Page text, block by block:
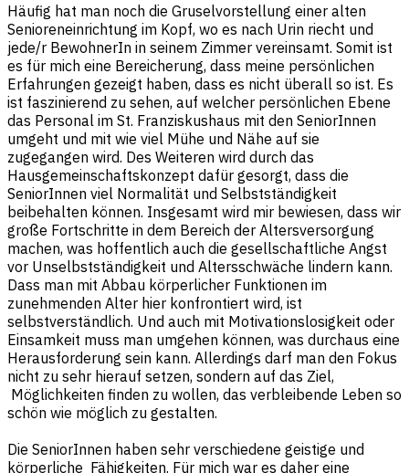
Häufig hat man noch die Gruselvorstellung einer alten
Senioreneinrichtung im Kopf, wo es nach Urin riecht und
jede/r BewohnerIn in seinem Zimmer vereinsamt. Somit ist
es für mich eine Bereicherung, dass meine persönlichen
Erfahrungen gezeigt haben, dass es nicht überall so ist. Es
ist faszinierend zu sehen, auf welcher persönlichen Ebene
das Personal im St. Franziskushaus mit den SeniorInnen
umgeht und mit wie viel Mühe und Nähe auf sie
zugegangen wird. Des Weiteren wird durch das
Hausgemeinschaftskonzept dafür gesorgt, dass die
SeniorInnen viel Normalität und Selbstständigkeit
beibehalten können. Insgesamt wird mir bewiesen, dass wir
große Fortschritte in dem Bereich der Altersversorgung
machen, was hoffentlich auch die gesellschaftliche Angst
vor Unselbstständigkeit und Altersschwäche lindern kann.
Dass man mit Abbau körperlicher Funktionen im
zunehmenden Alter hier konfrontiert wird, ist
selbstverständlich. Und auch mit Motivationslosigkeit oder
Einsamkeit muss man umgehen können, was durchaus eine
Herausforderung sein kann. Allerdings darf man den Fokus
nicht zu sehr hierauf setzen, sondern auf das Ziel,
Möglichkeiten finden zu wollen, das verbleibende Leben so
schön wie möglich zu gestalten.
Die SeniorInnen haben sehr verschiedene geistige und
körperliche Fähigkeiten. Für mich war es daher eine